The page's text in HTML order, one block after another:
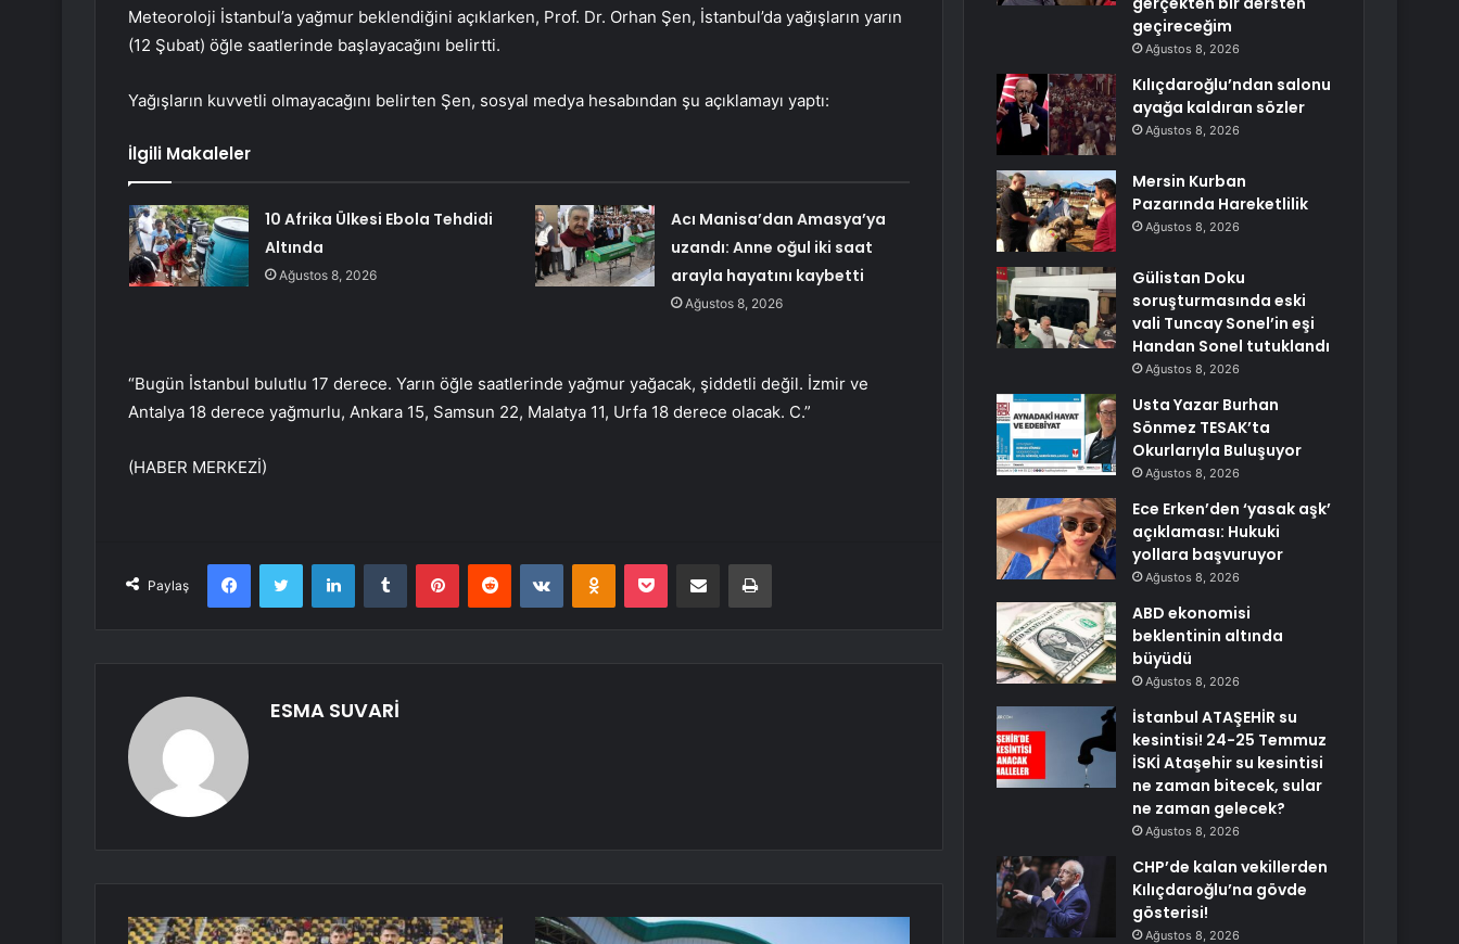
Meteoroloji İstanbul’a yağmur beklendiğini açıklarken, Prof. Dr. Orhan Şen, İstanbul’da yağışların yarın
(12 Şubat) öğle saatlerinde başlayacağını belirtti.
Yağışların kuvvetli olmayacağını belirten Şen, sosyal medya hesabından şu açıklamayı yaptı:
İlgili Makaleler
10 Afrika Ülkesi Ebola Tehdidi
Altında
Ağustos 8, 2026
Acı Manisa’dan Amasya’ya
uzandı: Anne oğul iki saat
arayla hayatını kaybetti
Ağustos 8, 2026
“Bugün İstanbul bulutlu 17 derece. Yarın öğle saatlerinde yağmur yağacak, şiddetli değil. İzmir ve
Antalya 18 derece yağmurlu, Ankara 15, Samsun 22, Malatya 11, Urfa 18 derece olacak. C.”
(HABER MERKEZİ)
Paylaş
FacebookTwitter LinkedInTumblr PinterestReddit VKontakteOdnoklassniki
Pocket E-Posta ile paylaş Yazdır
ESMA SUVARİ
geçireceğim
Ağustos 8, 2026
Kılıçdaroğlu’ndan salonu
ayağa kaldıran sözler
Ağustos 8, 2026
Mersin Kurban
Pazarında Hareketlilik
Ağustos 8, 2026
Gülistan Doku
soruşturmasında eski
vali Tuncay Sonel’in eşi
Handan Sonel tutuklandı
Ağustos 8, 2026
Usta Yazar Burhan
Sönmez TESAK’ta
Okurlarıyla Buluşuyor
Ağustos 8, 2026
Ece Erken’den ‘yasak aşk’
açıklaması: Hukuki
yollara başvuruyor
Ağustos 8, 2026
ABD ekonomisi
beklentinin altında
büyüdü
Ağustos 8, 2026
İstanbul ATAŞEHİR su
kesintisi! 24-25 Temmuz
İSKİ Ataşehir su kesintisi
ne zaman bitecek, sular
ne zaman gelecek?
Ağustos 8, 2026
CHP’de kalan vekillerden
Kılıçdaroğlu’na gövde
gösterisi!
Ağustos 8, 2026